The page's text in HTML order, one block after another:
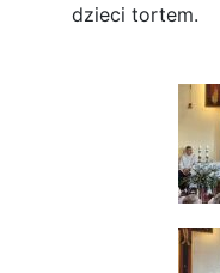
dzieci tortem.